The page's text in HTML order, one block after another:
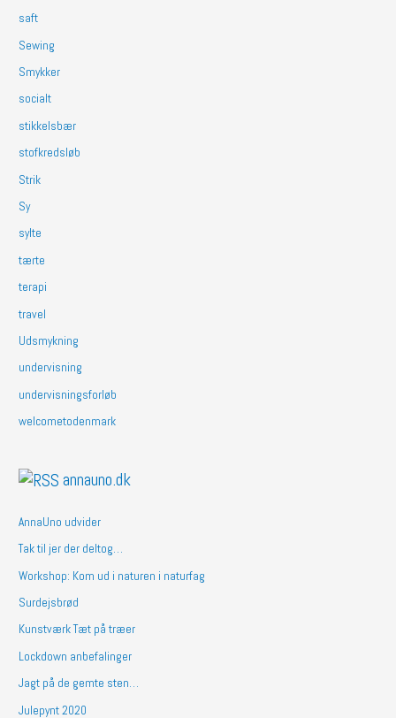
saft
Sewing
Smykker
socialt
stikkelsbær
stofkredsløb
Strik
Sy
sylte
tærte
terapi
travel
Udsmykning
undervisning
undervisningsforløb
welcometodenmark
annauno.dk
AnnaUno udvider
Tak til jer der deltog…
Workshop: Kom ud i naturen i naturfag
Surdejsbrød
Kunstværk Tæt på træer
Lockdown anbefalinger
Jagt på de gemte sten…
Julepynt 2020